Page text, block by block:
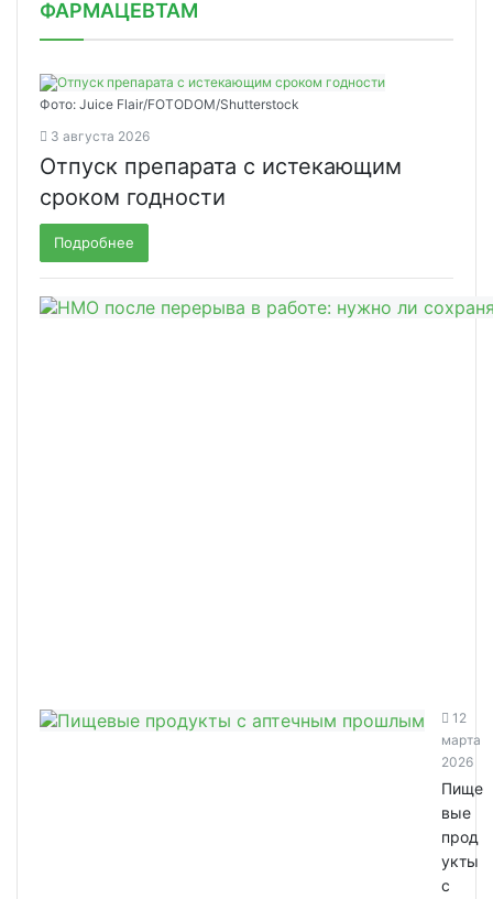
ФАРМАЦЕВТАМ
Фото: Juice Flair/FOTODOM/Shutterstoсk
3 августа 2026
Отпуск препарата с истекающим
сроком годности
Подробнее
12
марта
2026
Пище
вые
прод
укты
с